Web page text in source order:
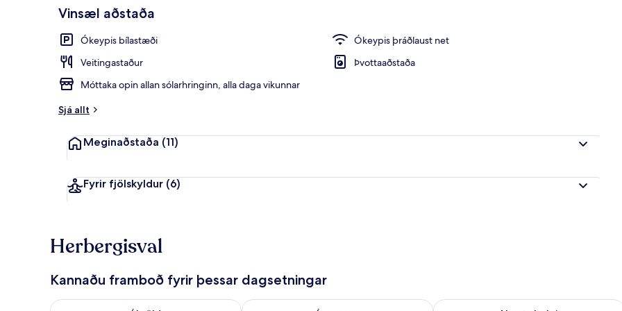
Vinsæl aðstaða
Ókeypis bílastæði
Ókeypis þráðlaust net
Veitingastaður
Þvottaaðstaða
Móttaka opin allan sólarhringinn, alla daga vikunnar
Sjá allt
Meginaðstaða (11)
Fyrir fjölskyldur (6)
Herbergisval
Kannaðu framboð fyrir þessar dagsetningar
Athuga framboð í kvöld ágú. 7 - ágú. 8Athuga framboð á morgun ágú. 8 - ágú. 9Athuga framboð næstu helgi ágú. 7 -